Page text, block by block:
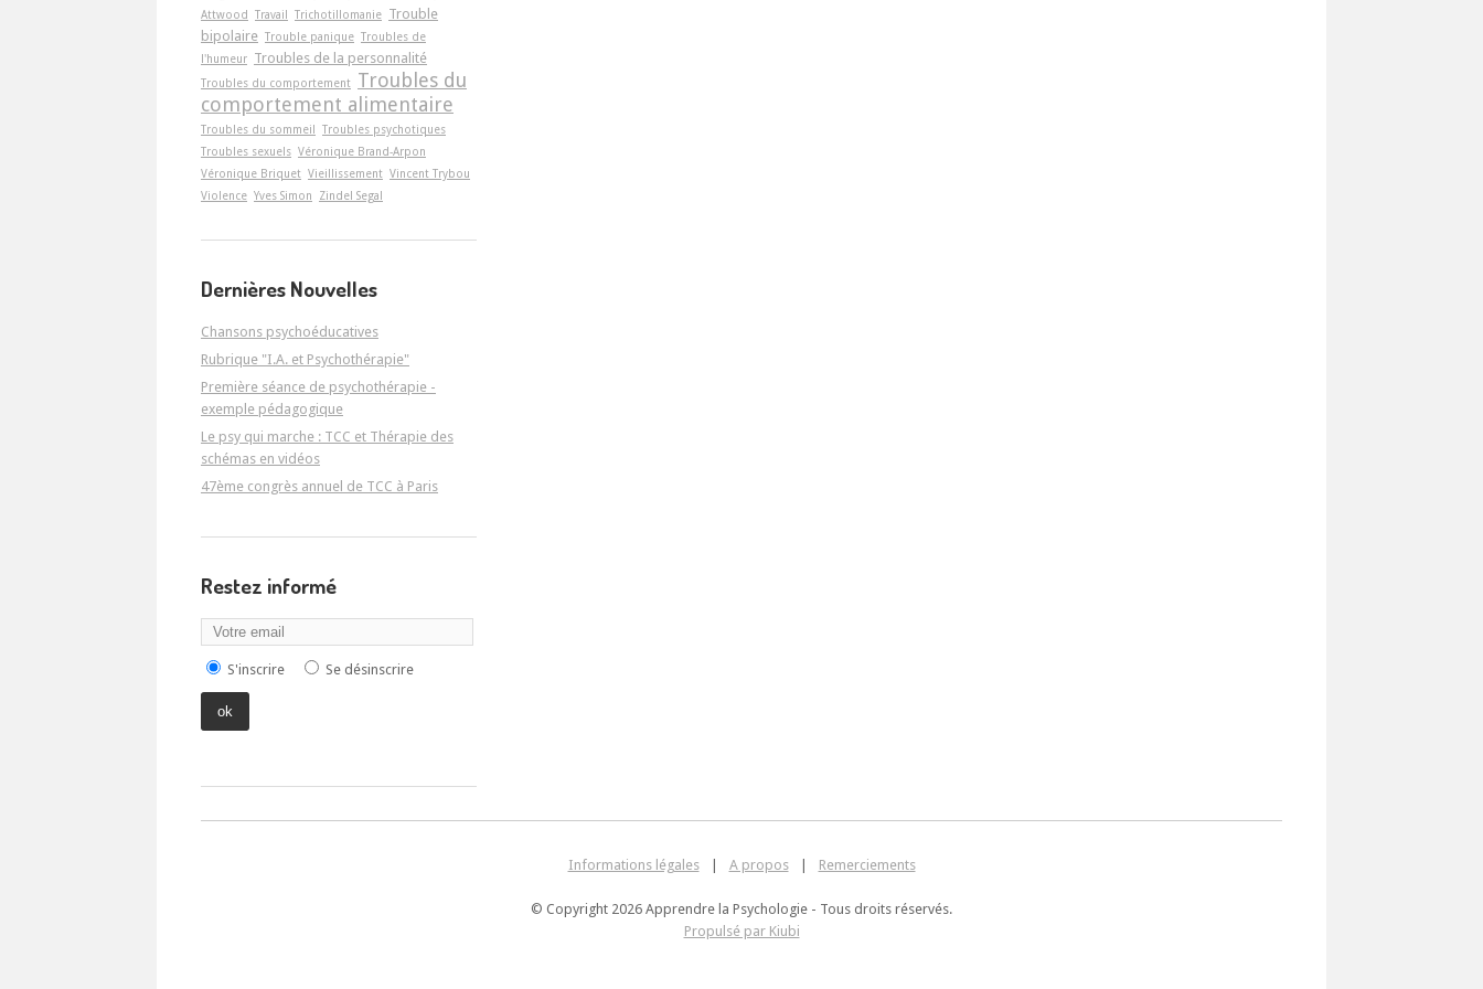
Attwood Travail Trichotillomanie Trouble
bipolaire Trouble panique Troubles de
l'humeur Troubles de la personnalité
Troubles du comportement Troubles du
comportement alimentaire
Troubles du sommeil Troubles psychotiques
Troubles sexuels Véronique Brand-Arpon
Véronique Briquet Vieillissement Vincent Trybou
Violence Yves Simon Zindel Segal
Dernières Nouvelles
Chansons psychoéducatives
Rubrique "I.A. et Psychothérapie"
Première séance de psychothérapie -
exemple pédagogique
Le psy qui marche : TCC et Thérapie des
schémas en vidéos
47ème congrès annuel de TCC à Paris
Restez informé
S'inscrire Se désinscrire
Informations légales A propos Remerciements
© Copyright 2026 Apprendre la Psychologie - Tous droits réservés.
Propulsé par Kiubi